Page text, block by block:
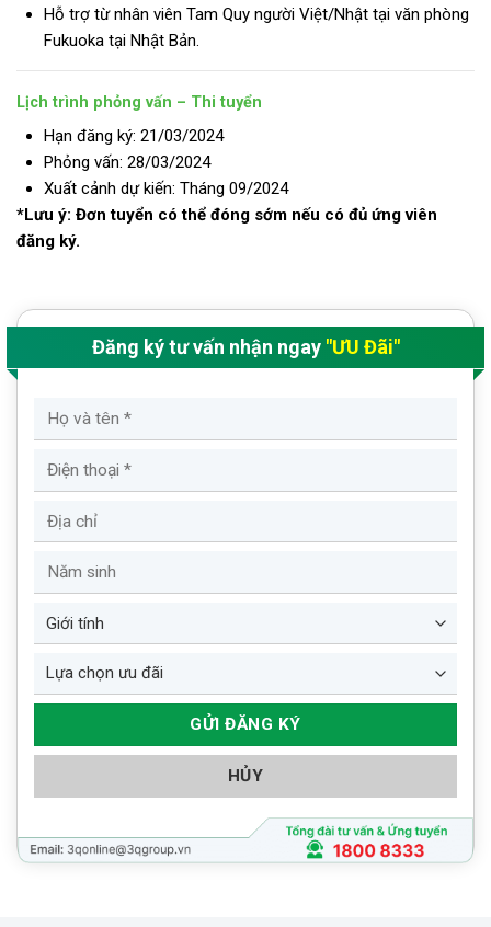
Hỗ trợ từ nhân viên Tam Quy người Việt/Nhật tại văn phòng
Fukuoka tại Nhật Bản.
Lịch trình phỏng vấn – Thi tuyển
Hạn đăng ký: 21/03/2024
Phỏng vấn: 28/03/2024
Xuất cảnh dự kiến: Tháng 09/2024
*Lưu ý: Đơn tuyển có thể đóng sớm nếu có đủ ứng viên
đăng ký.
Đăng ký tư vấn nhận ngay "ƯU Đãi"
HỦY